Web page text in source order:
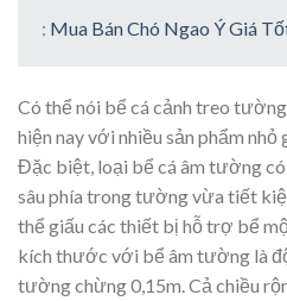
: Mua Bán Chó Ngao Ý Giá
Có thể nói bể cá cảnh treo
hiện nay với nhiều sản phẩm nhỏ
Đặc biệt, loại bể cá âm tường
sâu phía trong tường vừa tiết
thể giấu các thiết bị hỗ trợ bể
kích thước với bể âm tường là
tường chừng 0,15m. Cả chiều